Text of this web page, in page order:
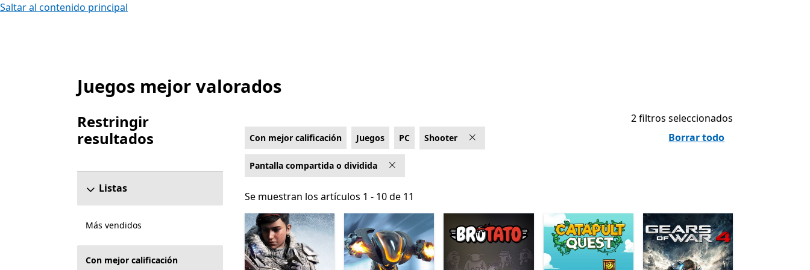
Saltar al contenido principal
Lista Microsoft.com
Juegos mejor valorados
Restringir
resultados
Omitir la sección para restringir resultados
Listas
Más vendidos
Con mejor calificación
Con mejor calificación Juegos PC Shooter
Pantalla compartida o dividida
2 filtros seleccionados
Borrar todo
Se muestran los artículos 1 - 10 de 11
Se muestran los artículos 1 - 10 de 11